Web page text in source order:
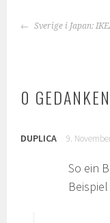
BEITRAGS-
NAVIGATION
Sverige i Japan:
0
DUPLICA 9.
So ein